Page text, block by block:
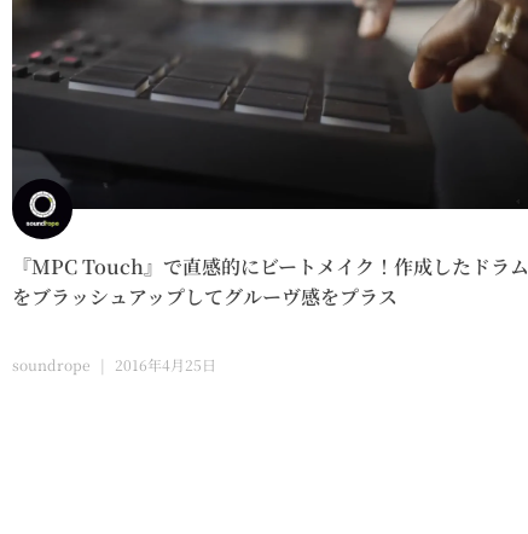
『MPC Touch』で直感的にビートメイク！作成したドラム
をブラッシュアップしてグルーヴ感をプラス
soundrope 2016年4月25日